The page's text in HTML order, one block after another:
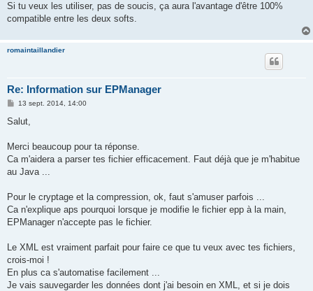
Si tu veux les utiliser, pas de soucis, ça aura l'avantage d'être 100%
compatible entre les deux softs.
romaintaillandier
Re: Information sur EPManager
M
s
g
13 sept. 2014, 14:00
Salut,
Merci beaucoup pour ta réponse.
Ca m'aidera a parser tes fichier efficacement. Faut déjà que je m'habitue
au Java ...
Pour le cryptage et la compression, ok, faut s'amuser parfois ...
Ca n'explique aps pourquoi lorsque je modifie le fichier epp à la main,
EPManager n'accepte pas le fichier.
Le XML est vraiment parfait pour faire ce que tu veux avec tes fichiers,
crois-moi !
En plus ca s'automatise facilement ...
Je vais sauvegarder les données dont j'ai besoin en XML, et si je dois